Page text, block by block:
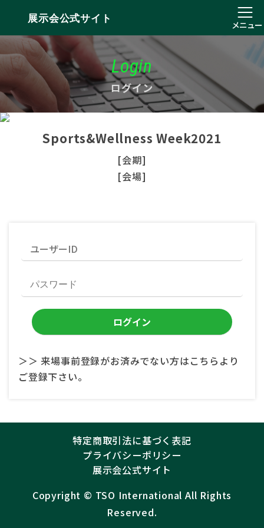
展示会公式サイト
メニュー
Login
ログイン
Sports&Wellness Week2021
[会期]
[会場]
＞＞ 来場事前登録がお済みでない方はこちらより
ご登録下さい。
特定商取引法に基づく表記
プライバシーポリシー
展示会公式サイト
Copyright ©︎ TSO International All Rights
Reserved.